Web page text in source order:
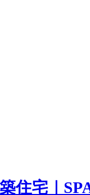
住宅｜